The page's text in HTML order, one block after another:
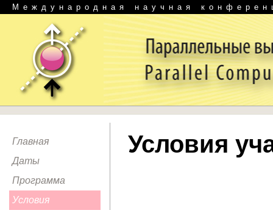
Международная научная
Главная
Даты
Программа
Условия
Условия